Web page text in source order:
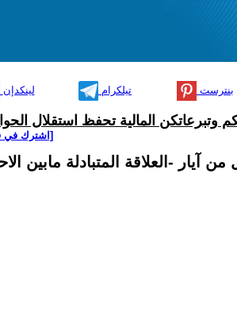
لينكدإن تيلكرام بنترست
وتبرعاتكن المالية تحفظ استقلال
[اشترك في
آيار -العلاقة المتبادلة مابين